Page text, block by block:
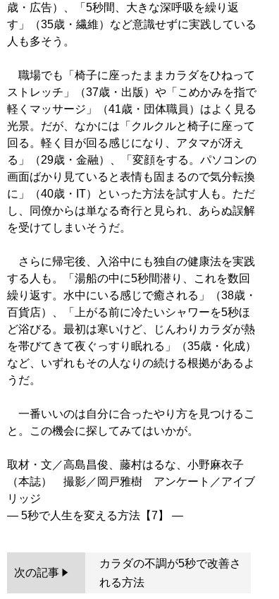
歳・広告）、「5秒間、大きな深呼吸を繰り返
す」（35歳・繊維）など意識せずに実践している
人も多そう。
職場でも「椅子に座ったままカラダをひねって
ストレッチ」（37歳・出版）や「こめかみを指で
軽くマッサージ」（41歳・団体職員）はよく見る
光景。だが、なかには「クルクルと椅子に座って
回る。軽く目が回る感じになり、アタマが冴え
る」（29歳・金融）、「変顔をする。パソコンの
画面ばかり見ていると表情も固まるので気分転換
に」（40歳・IT）といった方法を試す人も。ただ
し、同僚からは単なる奇行と見られ、あらぬ誤解
を受けてしまいそうだ。
さらに帰宅後、入浴中にも独自の健康法を実践
する人も。「湯船の中に5秒間潜り、これを数回
繰り返す。水中にいる感じで癒される」（38歳・
百貨店）、「上がる前に冷たいシャワーを5秒ほ
ど浴びる。最初は寒いけど、じんわりカラダが熱
を帯びてきて夜ぐっすり眠れる」（35歳・化成）
など、いずれもその人なりの続ける根拠があるよ
うだ。
一番いいのは自分に合ったやり方を見つけるこ
と。この機会に探してみてはいかが。
取材・文／高島昌俊、藤村はるな、小野麻衣子
（本誌） 撮影／岡戸雅樹 アンケート／アイブ
リッジ
次の記事
カラダの不調が5秒で改善さ
れる方法